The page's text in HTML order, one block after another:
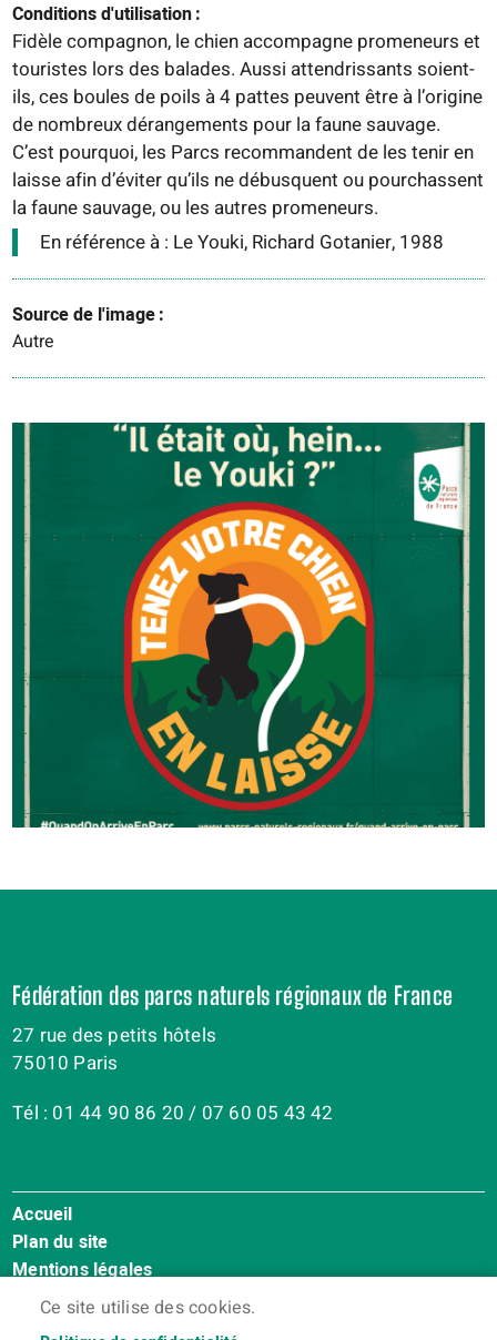
Conditions d'utilisation
Fidèle compagnon, le chien accompagne promeneurs et
touristes lors des balades. Aussi attendrissants soient-
ils, ces boules de poils à 4 pattes peuvent être à l’origine
de nombreux dérangements pour la faune sauvage.
C’est pourquoi, les Parcs recommandent de les tenir en
laisse afin d’éviter qu’ils ne débusquent ou pourchassent
la faune sauvage, ou les autres promeneurs.
En référence à : Le Youki, Richard Gotanier, 1988
Source de l'image
Autre
Ce site utilise des cookies.
Fédération des parcs naturels régionaux de France
27 rue des petits hôtels
75010 Paris
Tél : 01 44 90 86 20 / 07 60 05 43 42
Menu
Pied
de
page
Accueil
Plan du site
Mentions légales
Accessibilité : Non conforme